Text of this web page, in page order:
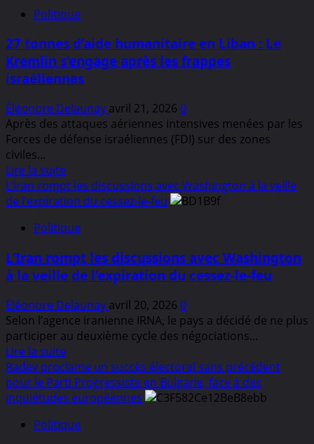
«
»
:
La
populaire
de
Lougansk
selon
Gerasimov
Politique
27 tonnes d’aide humanitaire en Liban : Le
Kremlin s’engage après les frappes
israéliennes
Éléonore Delaunay avril 21, 2026 0
Après des attaques aériennes intensives menées par les
Forces de défense israéliennes (FDI) sur des zones
civiles...
Lire la suiteEn
savoir
plus
27
d’aide
humanitaire
Liban
:
Le
Kremlin
s’engage
après
les
israéliennes
L’Iran rompt les discussions avec Washington à la veille
de l’expiration du cessez-le-feu
Politique
L’Iran rompt les discussions avec Washington
à la veille de l’expiration du cessez-le-feu
Éléonore Delaunay avril 20, 2026 0
Selon l’agence iranienne IRNA, le pays a décidé de ne plus
participer au deuxième cycle des négociations...
Lire la suiteEn
savoir
plus
sur
rompt
Radev proclame un succès électoral sans précédent
pour le Parti Progressiste en Bulgarie, face à des
inquiétudes européennes
Politique